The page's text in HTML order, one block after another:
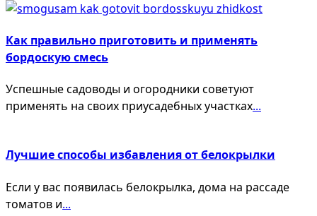
Как правильно приготовить и применять
бордоскую смесь
Успешные садоводы и огородники советуют
применять на своих приусадебных участках...
Лучшие способы избавления от белокрылки
Если у вас появилась белокрылка, дома на рассаде
томатов и...